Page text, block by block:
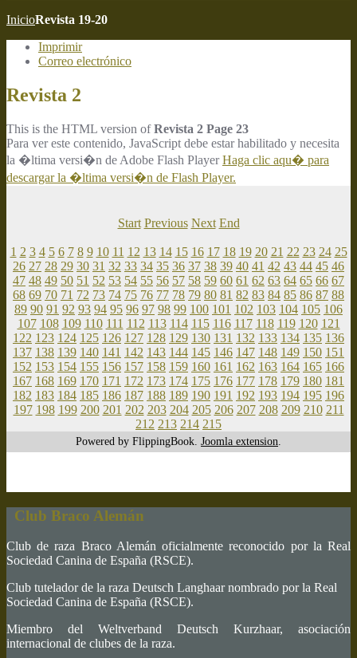
InicioRevista 19-20
Imprimir
Correo electrónico
Revista 2
This is the HTML version ofRevista 2 Page 23
Para ver este contenido, JavaScript debe estar habilitado y necesita
la �ltima versi�n de Adobe Flash PlayerHaga clic aqu� para
descargar la �ltima versi�n de Flash Player.
Start Previous Next End
1 2 3 4 5 6 7 8 9 10 11 12 13 14 15 16 17 18 19 20 21 22 23 24 25
26 27 28 29 30 31 32 33 34 35 36 37 38 39 40 41 42 43 44 45 46
47 48 49 50 51 52 53 54 55 56 57 58 59 60 61 62 63 64 65 66 67
68 69 70 71 72 73 74 75 76 77 78 79 80 81 82 83 84 85 86 87 88
89 90 91 92 93 94 95 96 97 98 99 100 101 102 103 104 105 106
107 108 109 110 111 112 113 114 115 116 117 118 119 120 121
122 123 124 125 126 127 128 129 130 131 132 133 134 135 136
137 138 139 140 141 142 143 144 145 146 147 148 149 150 151
152 153 154 155 156 157 158 159 160 161 162 163 164 165 166
167 168 169 170 171 172 173 174 175 176 177 178 179 180 181
182 183 184 185 186 187 188 189 190 191 192 193 194 195 196
197 198 199 200 201 202 203 204 205 206 207 208 209 210 211
212 213 214 215
Powered by FlippingBook. Joomla extension
Club Braco Alemán
Club de raza Braco Alemán oficialmente reconocido por la Real
Sociedad Canina de España (RSCE).
Club tutelador de la raza Deutsch Langhaar nombrado por la Real
Sociedad Canina de España (RSCE).
Miembro del Weltverband Deutsch Kurzhaar, asociación
internacional de clubes de la raza.